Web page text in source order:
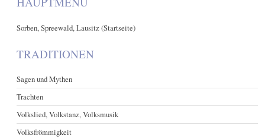
Sorben, Spreewald, Lausitz (Startseite)
TRADITIONEN
Sagen und Mythen
Trachten
Volkslied, Volkstanz, Volksmusik
Volksfrömmigkeit